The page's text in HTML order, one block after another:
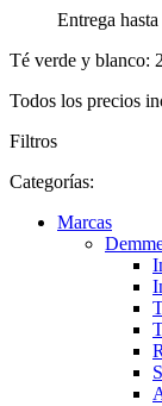
Entrega
Té verde y blanco:
Todos los precios
Filtros
Categorías:
Marcas